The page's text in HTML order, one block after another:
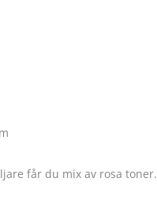
får du mix av rosa toner.